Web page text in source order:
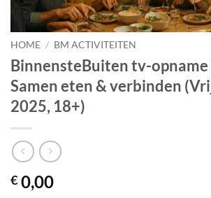
HOME / BM ACTIVITEITEN
BinnensteBuiten tv-opname
Samen eten & verbinden
2025, 18+)
€ 0,00